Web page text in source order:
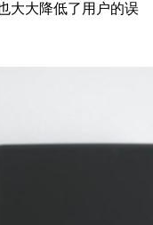
大大降低了用户的误